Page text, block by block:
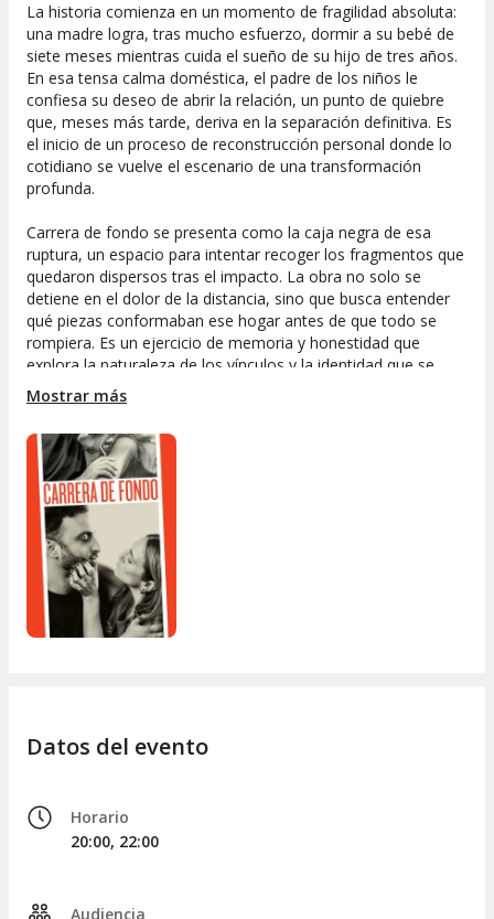
La historia comienza en un momento de fragilidad absoluta:
una madre logra, tras mucho esfuerzo, dormir a su bebé de
siete meses mientras cuida el sueño de su hijo de tres años.
En esa tensa calma doméstica, el padre de los niños le
confiesa su deseo de abrir la relación, un punto de quiebre
que, meses más tarde, deriva en la separación definitiva. Es
el inicio de un proceso de reconstrucción personal donde lo
cotidiano se vuelve el escenario de una transformación
profunda.
Carrera de fondo se presenta como la caja negra de esa
ruptura, un espacio para intentar recoger los fragmentos que
quedaron dispersos tras el impacto. La obra no solo se
detiene en el dolor de la distancia, sino que busca entender
qué piezas conformaban ese hogar antes de que todo se
rompiera. Es un ejercicio de memoria y honestidad que
explora la naturaleza de los vínculos y la identidad que se
construye en torno a la crianza y la vida compartida.
A través de una narrativa sensible y humana, la pieza nos
invita a reflexionar sobre el amor que persiste, incluso
cuando ya no es suficiente para sostener una estructura. Es
una invitación a mirar de cerca las marcas que dejan las
despedidas y a reconocer la fortaleza necesaria para seguir
adelante, transformando el final de una etapa en una
oportunidad para comprender qué es lo que realmente
permanece a pesar del tiempo y las ausencias.
Mostrar más
Datos del evento
Horario
20:00, 22:00
Audiencia